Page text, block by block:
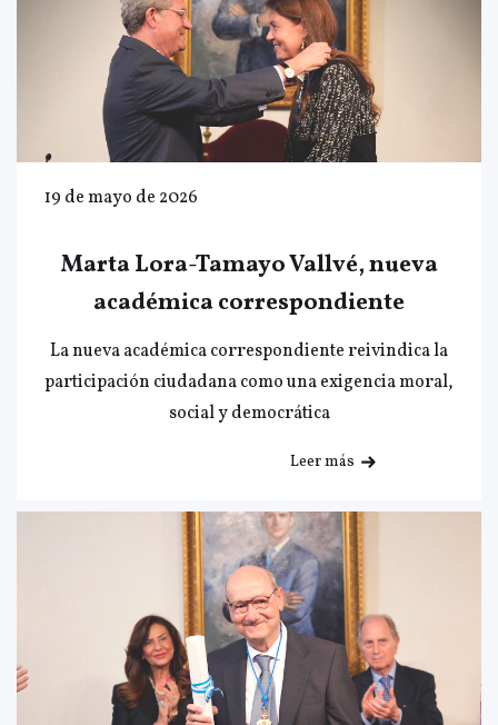
19 de mayo de 2026
Marta Lora-Tamayo Vallvé, nueva
académica correspondiente
La nueva académica correspondiente reivindica la
participación ciudadana como una exigencia moral,
social y democrática
Leer más